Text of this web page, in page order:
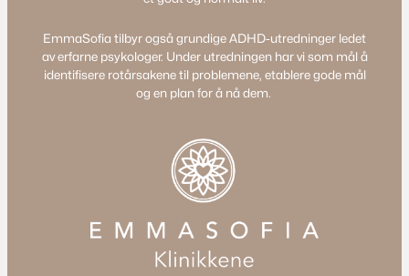
EmmaSofia tilbyr også grundige ADHD-utredninger ledet
av erfarne psykologer. Under utredningen har vi som mål å
identifisere rotårsakene til problemene, etablere gode mål
og en plan for å nå dem.